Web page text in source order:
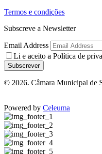
Termos e condições
Subscreve a Newsletter
Email Address
Li e aceito a Política de
Subscrever
© 2026. Câmara Municipal de
Powered by Celeuma